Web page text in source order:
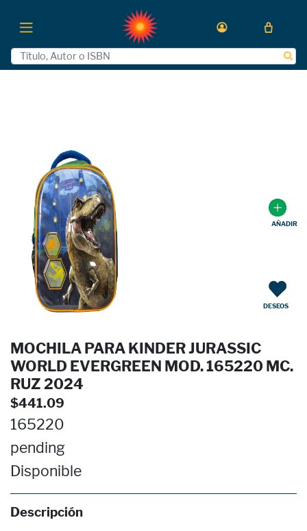
MOCHILA PARA KINDER JURASSIC
WORLD EVERGREEN MOD. 165220 MC.
RUZ 2024
$441.09
165220
pending
Disponible
Descripción
AÑADIR
DESEOS